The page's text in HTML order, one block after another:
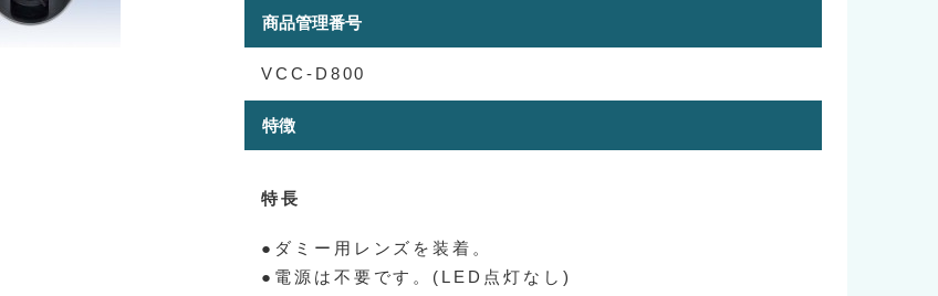
商品管理番号
VCC-D800
特徴
特長
●ダミー用レンズを装着。
●電源は不要です。(LED点灯なし)